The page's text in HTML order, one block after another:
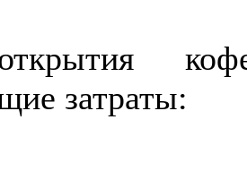
затраты: